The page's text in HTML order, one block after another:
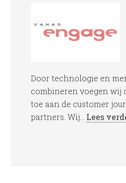
Door technologie en
combineren voegen wij
toe aan de customer
partners. Wij... Lees